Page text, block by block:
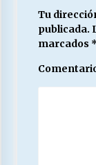
Tu
publicada.
marcados *